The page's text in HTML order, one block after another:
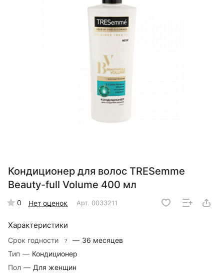
Кондиционер для волос TRESemmе
Beauty-full Volume 400 мл
0 Нет оценок Арт. 0033211
Характеристики
Срок годности ? — 36 месяцев
Тип — Кондиционер
Пол — Для женщин